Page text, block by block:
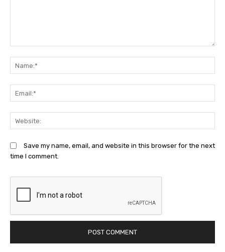
Save my name, email, and website in this browser for the next
time I comment.